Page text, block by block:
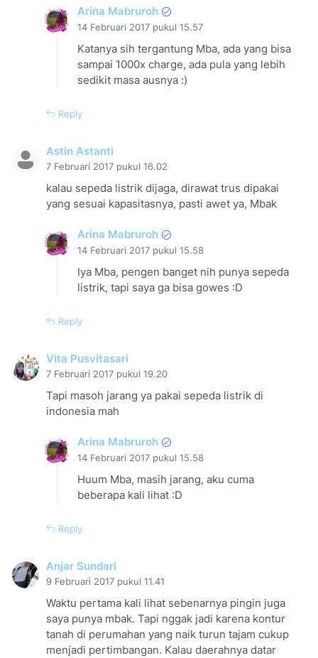
Arina Mabruroh
14 Februari 2017 pukul 15.57
Katanya sih tergantung Mba, ada yang bisa
sampai 1000x charge, ada pula yang lebih
sedikit masa ausnya :)
Reply
Astin Astanti
7 Februari 2017 pukul 16.02
kalau sepeda listrik dijaga, dirawat trus dipakai
yang sesuai kapasitasnya, pasti awet ya, Mbak
Arina Mabruroh
14 Februari 2017 pukul 15.58
Iya Mba, pengen banget nih punya sepeda
listrik, tapi saya ga bisa gowes :D
Reply
Vita Pusvitasari
7 Februari 2017 pukul 19.20
Tapi masoh jarang ya pakai sepeda listrik di
indonesia mah
Arina Mabruroh
14 Februari 2017 pukul 15.58
Huum Mba, masih jarang, aku cuma
beberapa kali lihat :D
Reply
Anjar Sundari
9 Februari 2017 pukul 11.41
Waktu pertama kali lihat sebenarnya pingin juga
saya punya mbak. Tapi nggak jadi karena kontur
tanah di perumahan yang naik turun tajam cukup
menjadi pertimbangan. Kalau daerahnya datar